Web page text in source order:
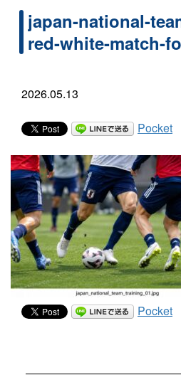
japan-national-
red-white-match-
2026.05.13
Pocket
Pocket